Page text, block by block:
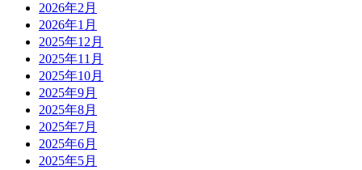
2026年2月
2026年1月
2025年12月
2025年11月
2025年10月
2025年9月
2025年8月
2025年7月
2025年6月
2025年5月